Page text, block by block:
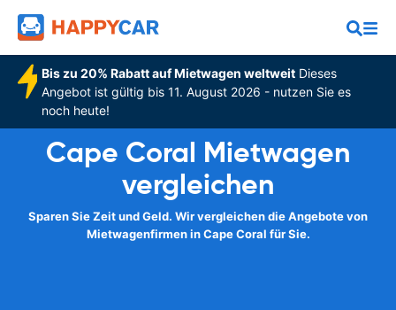
Bis zu 20% Rabatt auf Mietwagen weltweitDieses
Angebot ist gültig bis 11. August 2026 - nutzen Sie es
noch heute!
Cape Coral Mietwagen
vergleichen
Sparen Sie Zeit und Geld. Wir vergleichen die Angebote von
Mietwagenfirmen in Cape Coral für Sie.